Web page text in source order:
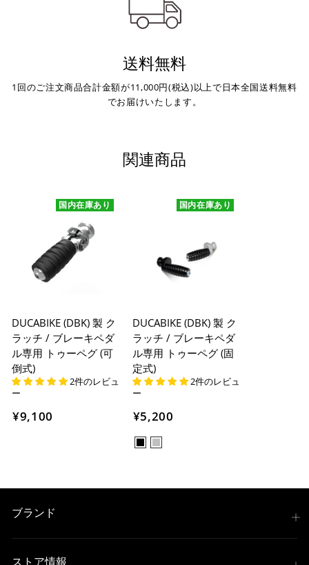
送料無料
1回のご注文商品合計金額が11,000円(税込)以上で日本全国送料無料
でお届けいたします。
関連商品
国内在庫あり
DUCABIKE (DBK) 製 ク
ラッチ / ブレーキペダ
ル専用 トゥーペグ (可
倒式)
2件のレビュ
ー
¥9,100
国内在庫あり
DUCABIKE (DBK) 製 ク
ラッチ / ブレーキペダ
ル専用 トゥーペグ (固
定式)
2件のレビュ
ー
¥5,200
ブランド
ストア情報